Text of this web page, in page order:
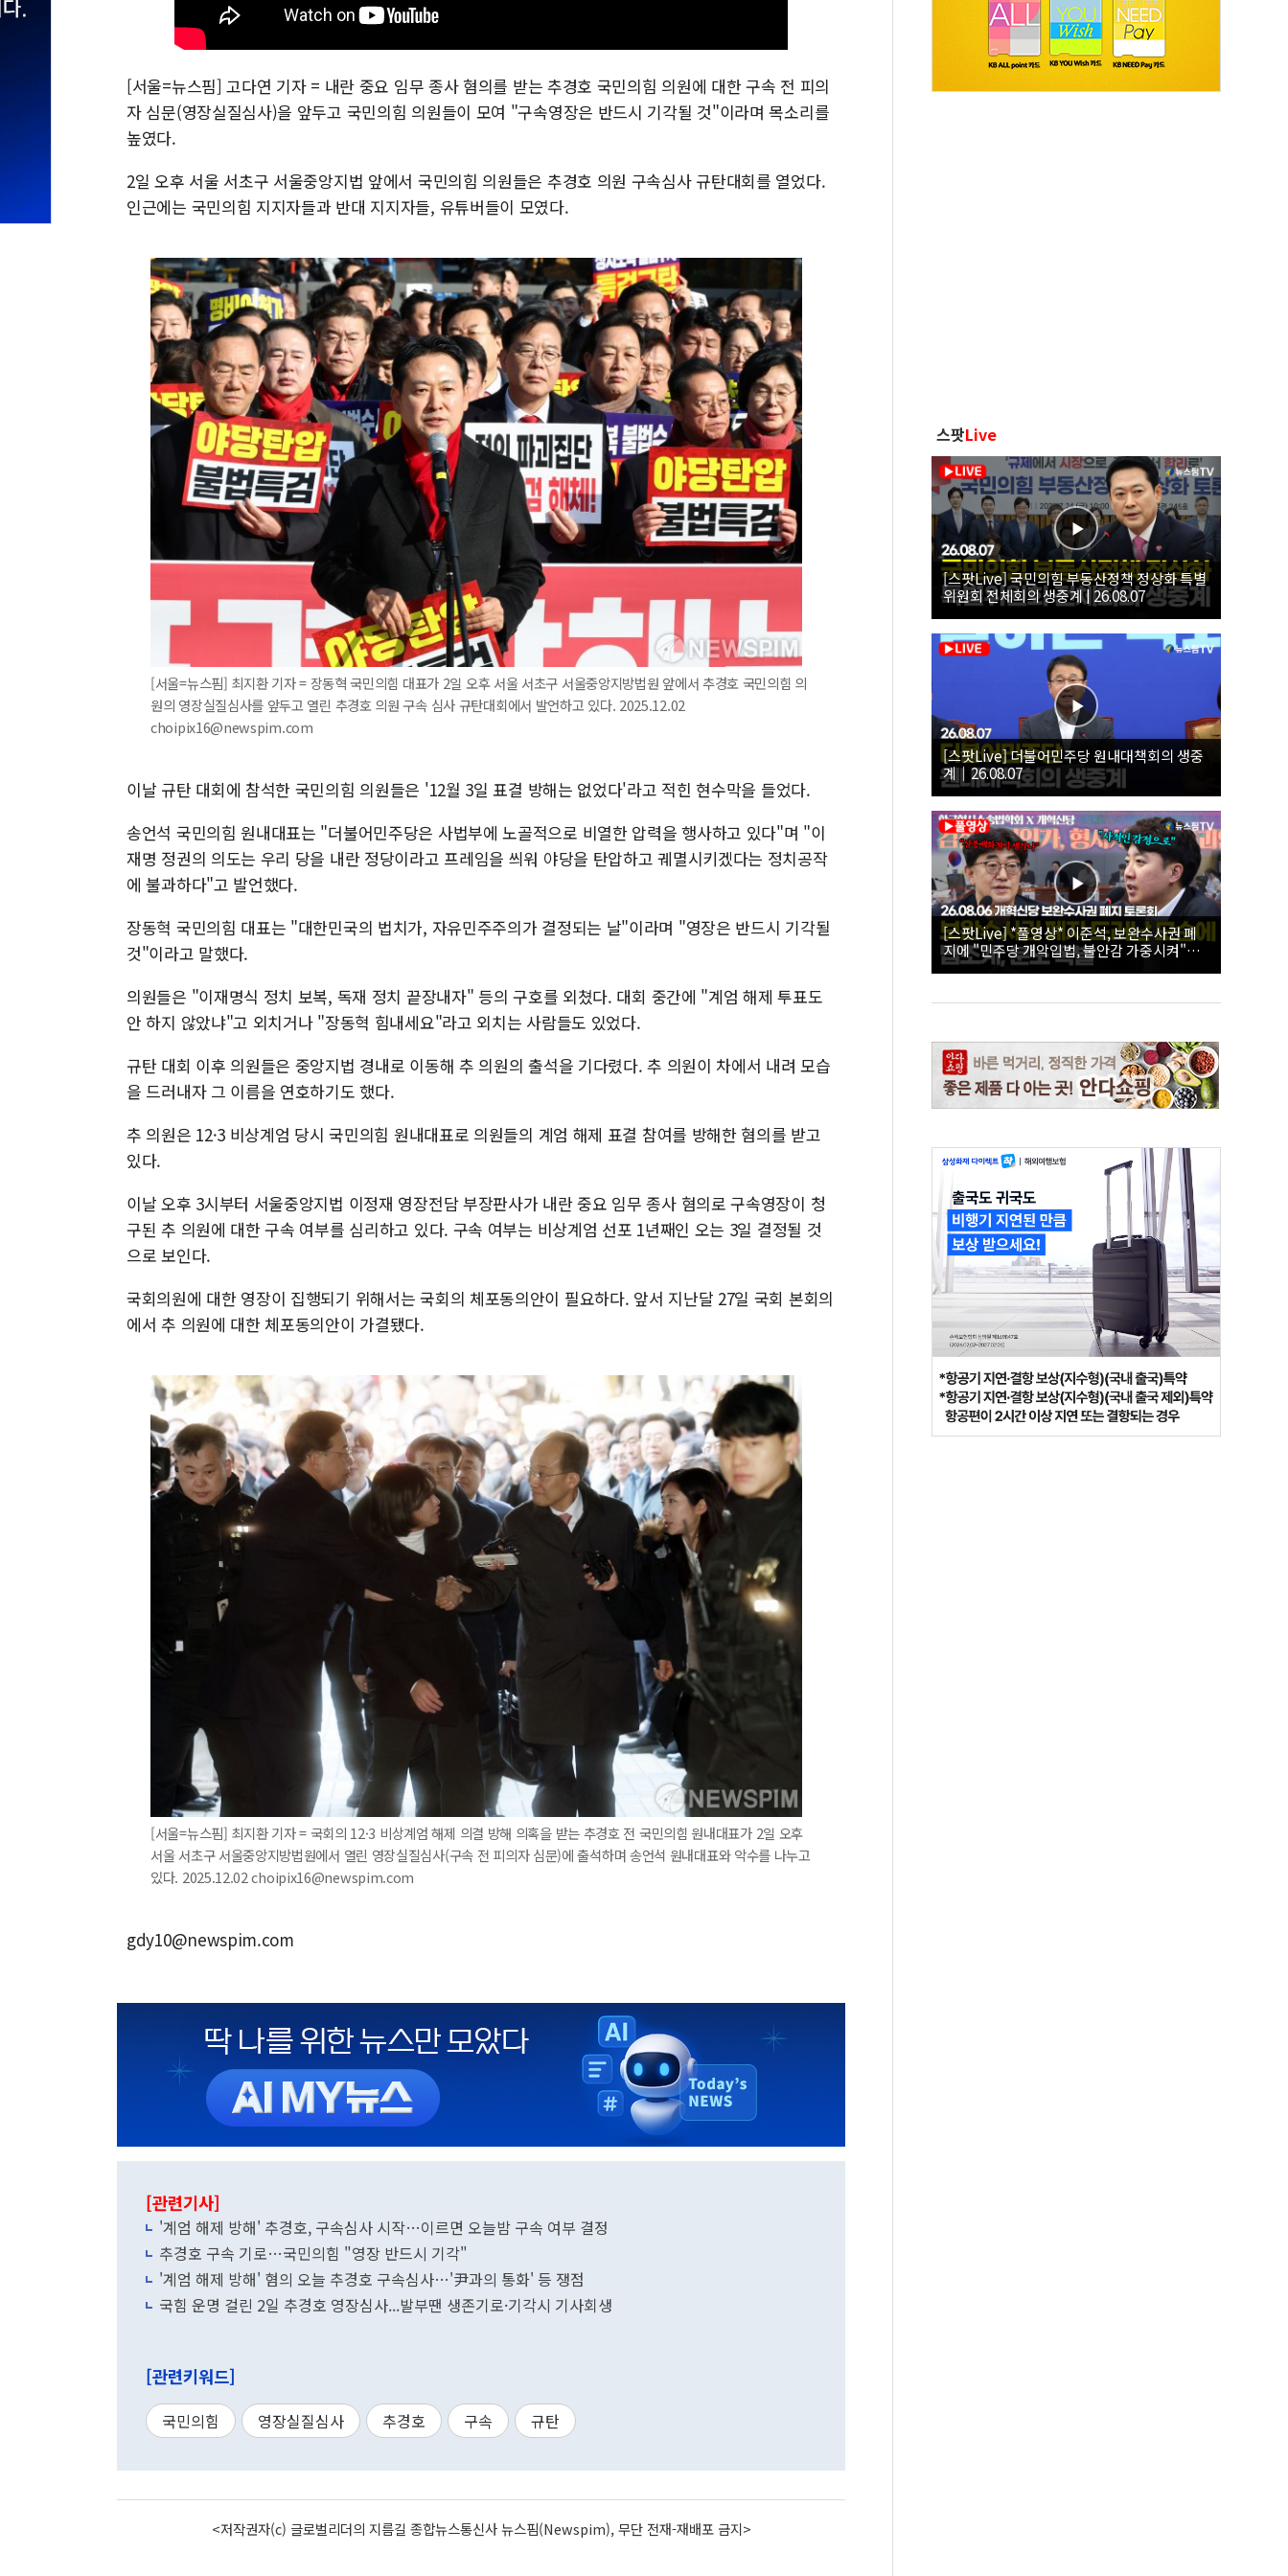
[서울=뉴스핌] 고다연 기자 = 내란 중요 임무 종사 혐의를 받는 추경호 국민의힘 의원에 대한 구속 전 피의
자 심문(영장실질심사)을 앞두고 국민의힘 의원들이 모여 "구속영장은 반드시 기각될 것"이라며 목소리를
높였다.
2일 오후 서울 서초구 서울중앙지법 앞에서 국민의힘 의원들은 추경호 의원 구속심사 규탄대회를 열었다.
인근에는 국민의힘 지지자들과 반대 지지자들, 유튜버들이 모였다.
[서울=뉴스핌] 최지환 기자 = 장동혁 국민의힘 대표가 2일 오후 서울 서초구 서울중앙지방법원 앞에서 추경호 국민의힘 의
원의 영장실질심사를 앞두고 열린 추경호 의원 구속 심사 규탄대회에서 발언하고 있다. 2025.12.02
choipix16@newspim.com
이날 규탄 대회에 참석한 국민의힘 의원들은 '12월 3일 표결 방해는 없었다'라고 적힌 현수막을 들었다.
송언석 국민의힘 원내대표는 "더불어민주당은 사법부에 노골적으로 비열한 압력을 행사하고 있다"며 "이
재명 정권의 의도는 우리 당을 내란 정당이라고 프레임을 씌워 야당을 탄압하고 궤멸시키겠다는 정치공작
에 불과하다"고 발언했다.
장동혁 국민의힘 대표는 "대한민국의 법치가, 자유민주주의가 결정되는 날"이라며 "영장은 반드시 기각될
것"이라고 말했다.
의원들은 "이재명식 정치 보복, 독재 정치 끝장내자" 등의 구호를 외쳤다. 대회 중간에 "계엄 해제 투표도
안 하지 않았냐"고 외치거나 "장동혁 힘내세요"라고 외치는 사람들도 있었다.
규탄 대회 이후 의원들은 중앙지법 경내로 이동해 추 의원의 출석을 기다렸다. 추 의원이 차에서 내려 모습
을 드러내자 그 이름을 연호하기도 했다.
추 의원은 12·3 비상계엄 당시 국민의힘 원내대표로 의원들의 계엄 해제 표결 참여를 방해한 혐의를 받고
있다.
이날 오후 3시부터 서울중앙지법 이정재 영장전담 부장판사가 내란 중요 임무 종사 혐의로 구속영장이 청
구된 추 의원에 대한 구속 여부를 심리하고 있다. 구속 여부는 비상계엄 선포 1년째인 오는 3일 결정될 것
으로 보인다.
국회의원에 대한 영장이 집행되기 위해서는 국회의 체포동의안이 필요하다. 앞서 지난달 27일 국회 본회의
에서 추 의원에 대한 체포동의안이 가결됐다.
[서울=뉴스핌] 최지환 기자 = 국회의 12·3 비상계엄 해제 의결 방해 의혹을 받는 추경호 전 국민의힘 원내대표가 2일 오후
서울 서초구 서울중앙지방법원에서 열린 영장실질심사(구속 전 피의자 심문)에 출석하며 송언석 원내대표와 악수를 나누고
있다. 2025.12.02 choipix16@newspim.com
gdy10@newspim.com
[관련기사]
'계엄 해제 방해' 추경호, 구속심사 시작…이르면 오늘밤 구속 여부 결정
추경호 구속 기로…국민의힘 "영장 반드시 기각"
'계엄 해제 방해' 혐의 오늘 추경호 구속심사…'尹과의 통화' 등 쟁점
국힘 운명 걸린 2일 추경호 영장심사...발부땐 생존기로·기각시 기사회생
[관련키워드]
국민의힘 영장실질심사 추경호 구속 규탄
<저작권자(c) 글로벌리더의 지름길 종합뉴스통신사 뉴스핌(Newspim), 무단 전재-재배포 금지>
스팟Live
[스팟Live] 국민의힘 부동산정책 정상화 특별
위원회 전체회의 생중계 | 26.08.07
[스팟Live] 더불어민주당 원내대책회의 생중
계｜26.08.07
[스팟Live] *풀영상* 이준석, 보완수사권 폐
지에 "민주당 개악입법, 불안감 가중시켜"｜
26.08.06 개혁신당 보완수사권 폐지 토론회